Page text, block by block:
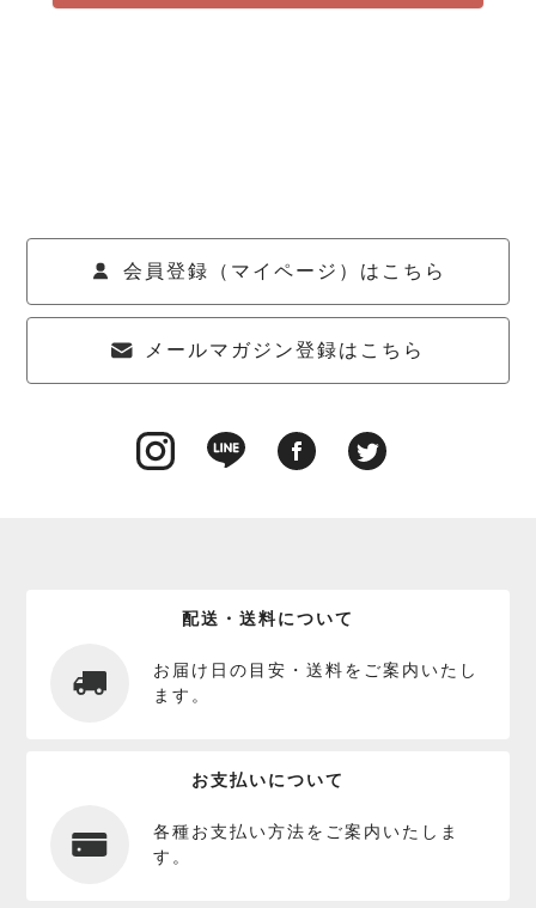
会員登録（マイページ）はこちら
メールマガジン登録はこちら
配送・送料について
お届け日の目安・送料をご案内いたし
ます。
お支払いについて
各種お支払い方法をご案内いたしま
す。